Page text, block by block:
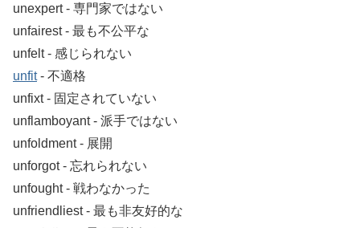
unexpert ‐ 専門家ではない
unfairest ‐ 最も不公平な
unfelt ‐ 感じられない
unfit‐ 不適格
unfixt ‐ 固定されていない
unflamboyant ‐ 派手ではない
unfoldment ‐ 展開
unforgot ‐ 忘れられない
unfought ‐ 戦わなかった
unfriendliest ‐ 最も非友好的な